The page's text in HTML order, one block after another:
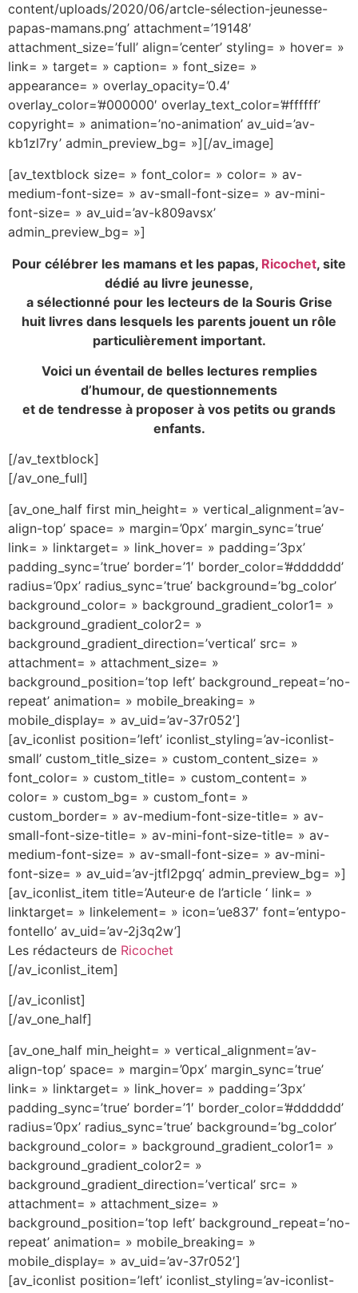
content/uploads/2020/06/artcle-sélection-jeunesse-
papas-mamans.png’ attachment=’19148′
attachment_size=’full’ align=’center’ styling= » hover= »
link= » target= » caption= » font_size= »
appearance= » overlay_opacity=’0.4′
overlay_color=’#000000′ overlay_text_color=’#ffffff’
copyright= » animation=’no-animation’ av_uid=’av-
kb1zl7ry’ admin_preview_bg= »][/av_image]
[av_textblock size= » font_color= » color= » av-
medium-font-size= » av-small-font-size= » av-mini-
font-size= » av_uid=’av-k809avsx’
admin_preview_bg= »]
Pour célébrer les mamans et les papas, Ricochet, site
dédié au livre jeunesse,
a sélectionné pour les lecteurs de la Souris Grise
huit livres dans lesquels les parents jouent un rôle
particulièrement important.
Voici un éventail de belles lectures remplies
d’humour, de questionnements
et de tendresse à proposer à vos petits ou grands
enfants.
[/av_textblock]
[/av_one_full]
[av_one_half first min_height= » vertical_alignment=’av-
align-top’ space= » margin=’0px’ margin_sync=’true’
link= » linktarget= » link_hover= » padding=’3px’
padding_sync=’true’ border=’1′ border_color=’#dddddd’
radius=’0px’ radius_sync=’true’ background=’bg_color’
background_color= » background_gradient_color1= »
background_gradient_color2= »
background_gradient_direction=’vertical’ src= »
attachment= » attachment_size= »
background_position=’top left’ background_repeat=’no-
repeat’ animation= » mobile_breaking= »
mobile_display= » av_uid=’av-37r052′]
[av_iconlist position=’left’ iconlist_styling=’av-iconlist-
small’ custom_title_size= » custom_content_size= »
font_color= » custom_title= » custom_content= »
color= » custom_bg= » custom_font= »
custom_border= » av-medium-font-size-title= » av-
small-font-size-title= » av-mini-font-size-title= » av-
medium-font-size= » av-small-font-size= » av-mini-
font-size= » av_uid=’av-jtfl2pgq’ admin_preview_bg= »]
[av_iconlist_item title=’Auteur·e de l’article ‘ link= »
linktarget= » linkelement= » icon=’ue837′ font=’entypo-
fontello’ av_uid=’av-2j3q2w’]
Les rédacteurs de Ricochet
[/av_iconlist_item]
[/av_iconlist]
[/av_one_half]
[av_one_half min_height= » vertical_alignment=’av-
align-top’ space= » margin=’0px’ margin_sync=’true’
link= » linktarget= » link_hover= » padding=’3px’
padding_sync=’true’ border=’1′ border_color=’#dddddd’
radius=’0px’ radius_sync=’true’ background=’bg_color’
background_color= » background_gradient_color1= »
background_gradient_color2= »
background_gradient_direction=’vertical’ src= »
attachment= » attachment_size= »
background_position=’top left’ background_repeat=’no-
repeat’ animation= » mobile_breaking= »
mobile_display= » av_uid=’av-37r052′]
[av_iconlist position=’left’ iconlist_styling=’av-iconlist-